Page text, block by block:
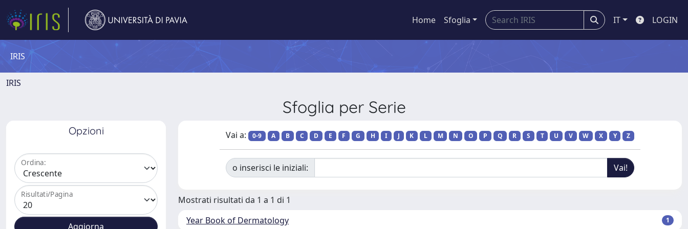
Home Sfoglia IT LOGIN
IRIS
IRIS
Sfoglia per Serie
Opzioni
Ordina:
Risultati/Pagina
Vai a: 0-9 A B C D E F G H I J K L M N O P Q R S T U V W X Y Z
o inserisci le iniziali:
Mostrati risultati da 1 a 1 di 1
Year Book of Dermatology
1